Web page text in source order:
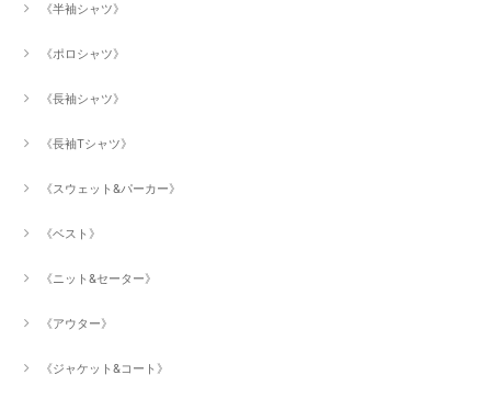
《半袖シャツ》
《ポロシャツ》
《長袖シャツ》
《長袖Tシャツ》
《スウェット&パーカー》
《ベスト》
《ニット&セーター》
《アウター》
《ジャケット&コート》